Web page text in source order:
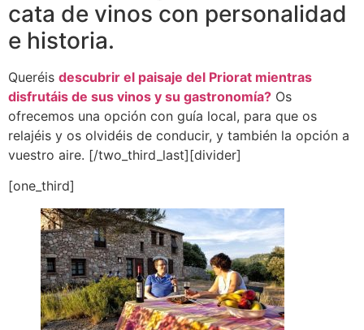
cata de vinos con personalidad
e historia.
Queréis descubrir el paisaje del Priorat mientras
disfrutáis de sus vinos y su gastronomía? Os
ofrecemos una opción con guía local, para que os
relajéis y os olvidéis de conducir, y también la opción a
vuestro aire. [/two_third_last][divider]
[one_third]